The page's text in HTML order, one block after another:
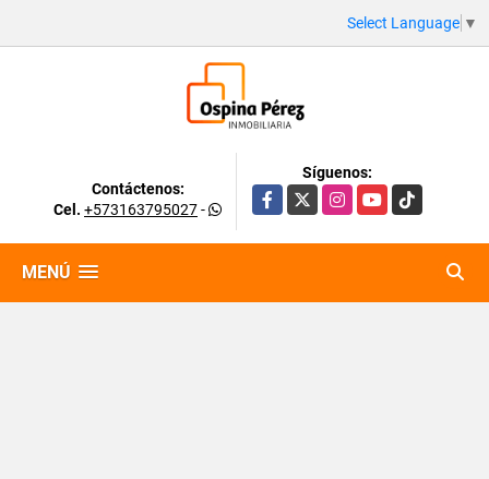
Select Language ▼
Contáctenos:
Cel. +573163795027-
Síguenos:
Facebook
X InstagramYouTubeTikTok
MENÚ